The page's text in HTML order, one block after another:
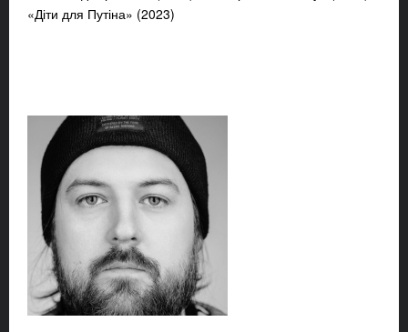
«Діти для Путіна» (2023)